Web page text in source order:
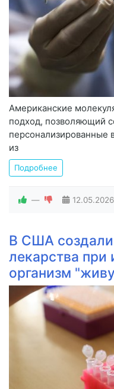
Американские
подход, позволяющий
персонализированные
из
Подробнее
— 12.05.2026
В США
лекарства при
организм